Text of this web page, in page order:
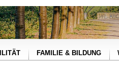
FAMILIE & BILDUNG